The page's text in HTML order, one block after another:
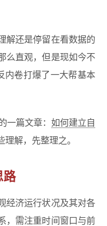
解还是停留在看数据的
么直观，但是现如今不
内卷打爆了一大帮基本
的一篇文章： 如何建立自
理解，先整理之。
路
经济运行状况及其对各
，需注重时间窗口与前